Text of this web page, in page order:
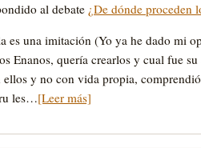
al debate ¿De dónde proceden
es una imitación (Yo ya he dado mi
Enanos, quería crearlos y cual fue
ellos y no con vida propia,
les…[Leer más]